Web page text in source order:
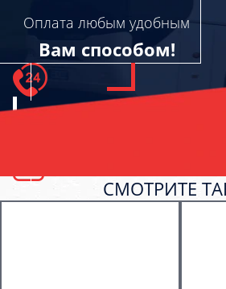
Оплата любым удобным
Вам способом!
СМОТРИТЕ